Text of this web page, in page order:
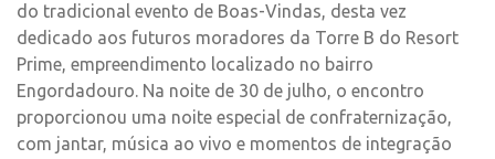
do tradicional evento de Boas-Vindas, desta vez
dedicado aos futuros moradores da Torre B do Resort
Prime, empreendimento localizado no bairro
Engordadouro. Na noite de 30 de julho, o encontro
proporcionou uma noite especial de confraternização,
com jantar, música ao vivo e momentos de integração